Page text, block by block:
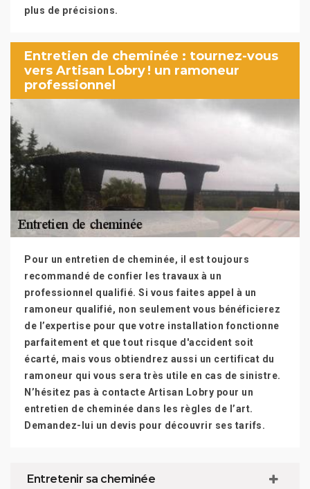
plus de précisions.
Entretien de cheminée : tournez-vous
vers Artisan Lobry ! un ramoneur
professionnel
Pour un entretien de cheminée, il est toujours
recommandé de confier les travaux à un
professionnel qualifié. Si vous faites appel à un
ramoneur qualifié, non seulement vous bénéficierez
de l’expertise pour que votre installation fonctionne
parfaitement et que tout risque d'accident soit
écarté, mais vous obtiendrez aussi un certificat du
ramoneur qui vous sera très utile en cas de sinistre.
N’hésitez pas à contacte Artisan Lobry pour un
entretien de cheminée dans les règles de l’art.
Demandez-lui un devis pour découvrir ses tarifs.
Entretenir sa cheminée